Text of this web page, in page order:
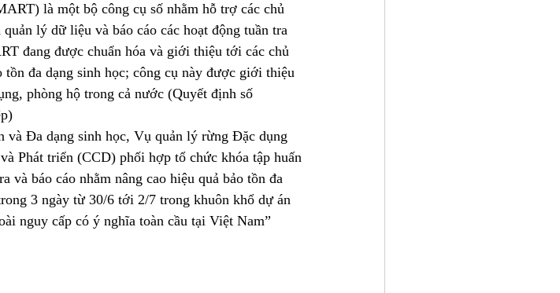
là một bộ công cụ số nhằm hỗ trợ các chủ
lý dữ liệu và báo cáo các hoạt động tuần tra
đang được chuẩn hóa và giới thiệu tới các chủ
đa dạng sinh học; công cụ này được giới thiệu
phòng hộ trong cả nước (Quyết định số
Đa dạng sinh học, Vụ quản lý rừng Đặc dụng
Phát triển (CCD) phối hợp tổ chức khóa tập huấn
và báo cáo nhằm nâng cao hiệu quả bảo tồn đa
3 ngày từ 30/6 tới 2/7 trong khuôn khổ dự án
nguy cấp có ý nghĩa toàn cầu tại Việt Nam”